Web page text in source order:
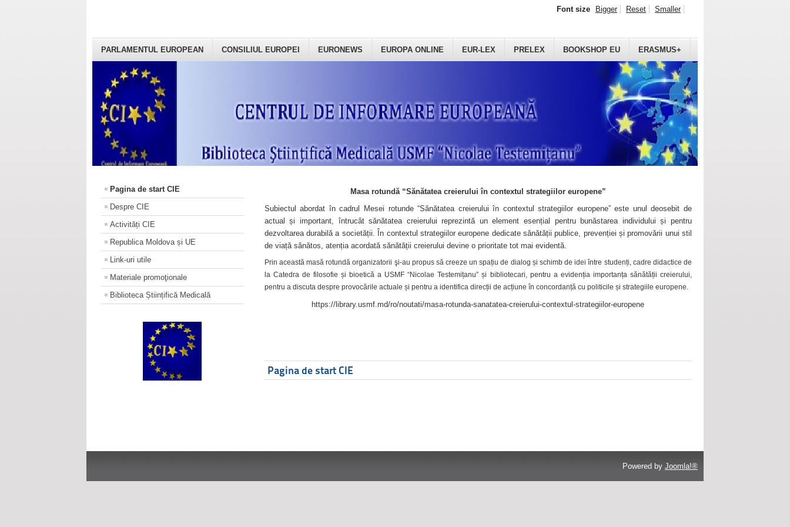
PARLAMENTUL EUROPEAN CONSILIUL EUROPEI EURONEWS EUROPA ONLINE EUR-LEX PRELEX BOOKSHOP EU ERASMUS+
Font size Bigger Reset Smaller
Pagina de start CIE
Despre CIE
Activități CIE
Republica Moldova și UE
Link-uri utile
Materiale promoţionale
Biblioteca Științifică Medicală
Masa rotundă “Sănătatea creierului în contextul strategiilor europene”
Subiectul abordat în cadrul Mesei rotunde “Sănătatea creierului în contextul strategiilor europene” este unul deosebit de
actual și important, întrucât sănătatea creierului reprezintă un element esențial pentru bunăstarea individului și pentru
dezvoltarea durabilă a societății. În contextul strategiilor europene dedicate sănătății publice, prevenției și promovării unui stil
de viață sănătos, atenția acordată sănătății creierului devine o prioritate tot mai evidentă.
Prin această masă rotundă organizatorii şi-au propus să creeze un spațiu de dialog și schimb de idei între studenți, cadre didactice de
la Catedra de filosofie și bioetică a USMF “Nicolae Testemițanu” și bibliotecari, pentru a evidenția importanța sănătății creierului,
pentru a discuta despre provocările actuale și pentru a identifica direcții de acțiune în concordanță cu politicile și strategiile europene.
https://library.usmf.md/ro/noutati/masa-rotunda-sanatatea-creierului-contextul-strategiilor-europene
Pagina de start CIE
Powered by Joomla!®